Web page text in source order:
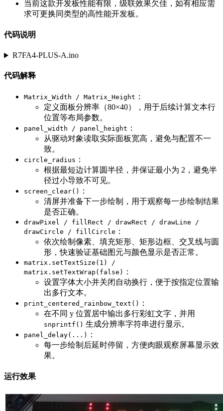
当前这款开发板性能有限，级联效果欠佳，如有相应需
求可更换同类型的高性能开发板。
代码说明
R7FA4-PLUS-A.ino
代码解释
Matrix_Width / Matrix_Height ：
定义面板分辨率（80×40），用于后续计算文本行
位置等布局参数。
panel_width / panel_height ：
从驱动对象读取实际面板宽高，避免与配置不一
致。
circle_radius ：
根据最短边计算圆半径，并保证最小为 2，避免半
径过小导致不可见。
screen_clear()
：
清屏并准备下一步绘制，用于观察每一步绘制结果
是否正确。
drawPixel / fillRect / drawRect / drawLine /
drawCircle / fillCircle ：
依次绘制像素、填充矩形、矩形边框、交叉线与圆
形，快速验证基础图元与颜色显示是否正常。
matrix.setTextSize(1) /
matrix.setTextWrap(false)
：
设置字体大小并关闭自动换行，便于按指定位置输
出多行文本。
print_centered_rainbow_text()
：
在不同 y 位置居中输出多行彩虹文字，并用
snprintf() 生成分辨率字符串进行显示。
panel_delay(...)
：
每一步绘制后延时停留，方便肉眼观察屏幕显示效
果。
运行效果